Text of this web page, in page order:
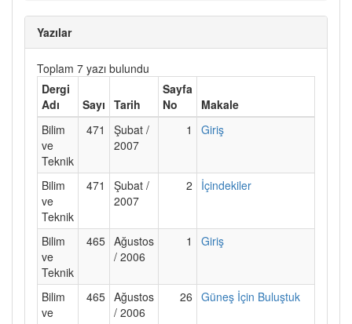
Yazılar
Toplam 7 yazı bulundu
Dergi
Adı
Sayı Tarih
Sayfa
No
Makale
Bilim
ve
Teknik
471
Şubat /
2007
1 Giriş
Bilim
ve
Teknik
471
Şubat /
2007
2 İçindekiler
Bilim
ve
Teknik
465 Ağustos
/ 2006
1 Giriş
Bilim
ve
465 Ağustos
/ 2006
26 Güneş İçin Buluştuk